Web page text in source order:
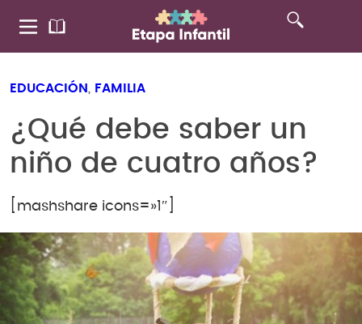
EDUCACIÓN FAMILIA
¿Qué debe saber un
niño de cuatro años?
[mashshare icons=»1″]